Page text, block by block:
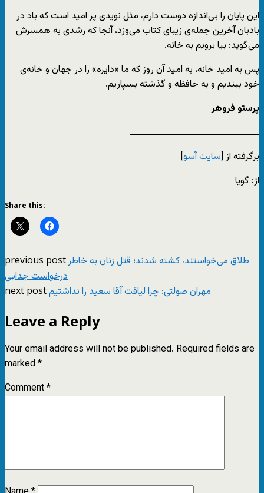
این پایان را بی‌اندازه دوست دارم، مثل نویدی پر امید است که باد در
بادبان آخرین جمله‌ی زیبای کتاب می‌وزد، آنجا که رشدی به همسرش
می‌گوید: بیا برویم به خانه.
پس به امید خانه، به امید آن روز که ما «دایره» را در جهان و خانه‌ی
خود ببندیم و به حافظه و گذشته بسپاریم.
پرستو فروهر
ــــــــــــــــــــــــــــــــــــــــــــ
برگرفته از [سایت آسو]
از: گویا
Share this:
previous postطلاق می‌خواستند، کشته شدند؛ قتل زنان به خاطر
درخواست جدایی
next postمهران صولتی: چرا لیاقت آقا سعید را نداشتیم
Leave a Reply
Your email address will not be published. Required fields are
marked*
Comment*